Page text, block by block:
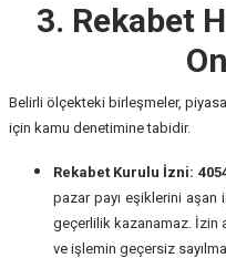
3. Rekabet
Belirli ölçekteki birleşmeler,
için kamu denetimine tabidir.
Rekabet Kurulu İzni:
pazar payı eşiklerini aşan
geçerlilik kazanamaz. İzin
ve işlemin geçersiz